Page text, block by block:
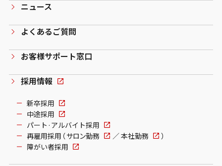
ニュース
よくあるご質問
お客様サポート窓口
採用情報
新卒採用
中途採用
パート·アルバイト採用
再雇用採用（ サロン勤務 ／本社勤務
）
障がい者採用